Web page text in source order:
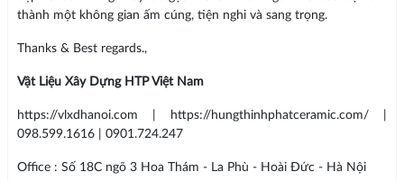
thành một không gian ấm cúng, tiện nghi và sang trọng.
Thanks & Best regards.,
Vật Liệu Xây Dựng HTP Việt Nam
https://vlxdhanoi.com | https://hungthinhphatceramic.com/ |
098.599.1616 | 0901.724.247
Office : Số 18C ngõ 3 Hoa Thám - La Phù - Hoài Đức - Hà Nội